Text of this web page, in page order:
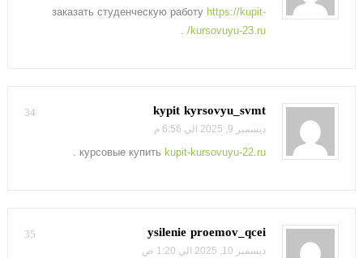
заказать студенческую работу https://kupit-
kursovuyu-23.ru/
.
34 kypit kyrsovyu_svmt
ديسمبر 9, 2025 الي 6:56 م
курсовые купить kupit-kursovuyu-22.ru
.
35 ysilenie proemov_qcei
ديسمبر 10, 2025 الي 1:20 ص